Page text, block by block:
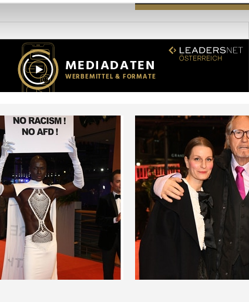
Inhalte und Anzeigen zu personalisieren, Funktionen für
soziale Medien, Werbung und Analysen weiter. Unsere
Daten zusammen, die Sie ihnen bereitgestellt haben oder